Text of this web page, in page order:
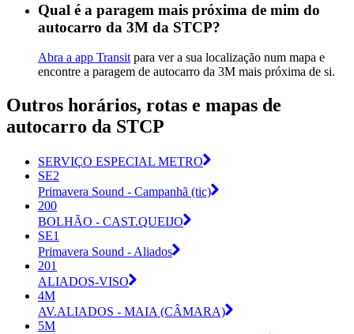
Qual é a paragem mais próxima de mim do
autocarro da 3M da STCP?
Abra a app Transit para ver a sua localização num mapa e
encontre a paragem de autocarro da 3M mais próxima de si.
Outros horários, rotas e mapas de
autocarro da STCP
SERVIÇO ESPECIAL METRO
SE2
Primavera Sound - Campanhã (tic)
200
BOLHÃO - CAST.QUEIJO
SE1
Primavera Sound - Aliados
201
ALIADOS-VISO
4M
AV.ALIADOS - MAIA (CÂMARA)
5M